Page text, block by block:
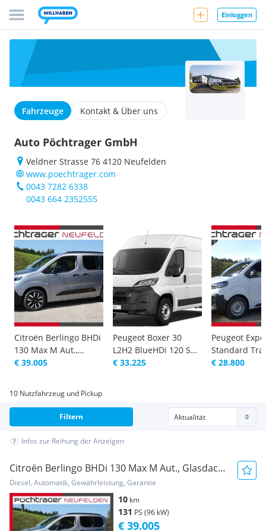
Einloggen
Fahrzeuge Kontakt & Über uns
Auto Pöchtrager GmbH
Veldner Strasse 76 4120 Neufelden
www.poechtrager.com
0043 7282 6338
0043 664 2352555
Citroën Berlingo BHDi
130 Max M Aut.,
Glasdach, AHV, XTR
€ 39.005
Peugeot Boxer 30
L2H2 BlueHDi 120 S&S
Transporter /
€ 33.225
Peugeot
Standard
/
€ 28.800
10 Nutzfahrzeug und Pickup
Filtern
Infos zur Reihung der Anzeigen
Citroën Berlingo BHDi 130 Max M Aut., Glasdach,
AHV, XTR Transporter / Kastenwagen
Diesel, Automatik, Gewährleistung, Garantie
10 km
131 PS (96 kW)
€ 39.005